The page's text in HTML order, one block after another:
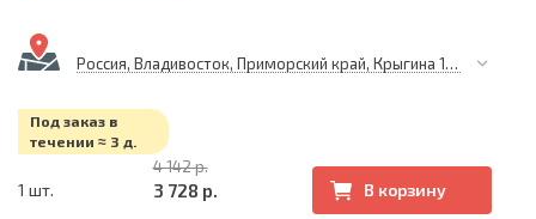
Россия, Владивосток, Приморский край, Крыгина 105
Под заказ в
течении ≈ 3 д.
1 шт.
4 142 р.
3 728 р. В корзину